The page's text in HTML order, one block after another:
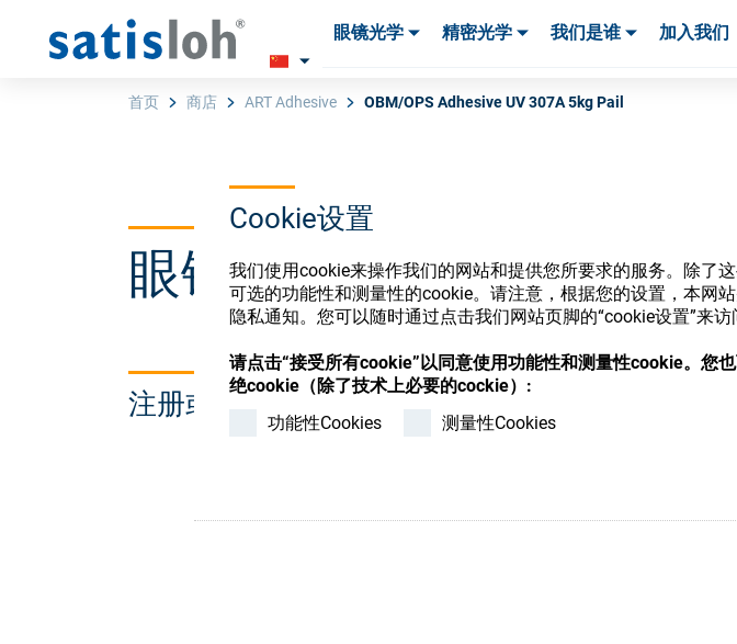
Cookie设置
我们使用cookie来操作我们的网站和提供您所要求的服务。除了
可选的功能性和测量性的cookie。请注意，根据您的设置，本网
隐私通知。您可以随时通过点击我们网站页脚的“cookie设置”来访
请点击“接受所有cookie”以同意使用功能性和测量性cookie。您
绝cookie（除了技术上必要的cockie）:
功能性Cookies
测量性Cookies
眼镜光学 精密光学 我们是谁 加入我们
首页 商店 ART Adhesive OBM/OPS Adhesive UV 307A 5kg Pail
眼镜光学耗材商店
注册或登录以访问您的帐户，并了解我们的各种